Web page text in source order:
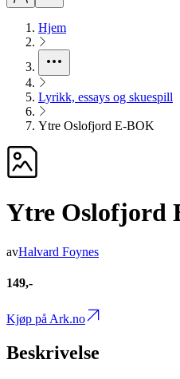
Hjem
Lyrikk, essays og skuespill
Ytre Oslofjord E-BOK
Ytre Oslofjord
avHalvard Foynes
149,-
Kjøp på Ark.no
Beskrivelse